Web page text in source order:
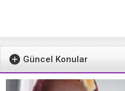
Güncel Konular